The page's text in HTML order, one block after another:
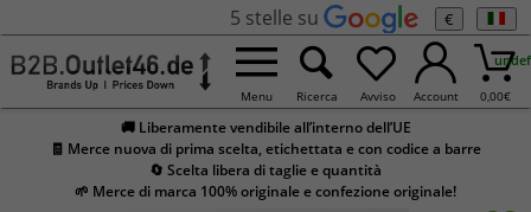
5 stelle su €
Menu Ricerca Avviso Account 0,00€
🚚 Liberamente vendibile all’interno dell’UE
🧾 Merce nuova di prima scelta, etichettata e con codice a barre
🔄 Scelta libera di taglie e quantità
🌱 Merce di marca 100% originale e confezione originale!